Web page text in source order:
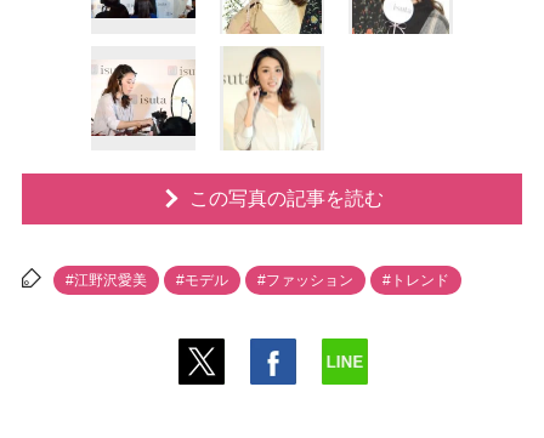
この写真の記事を読む
#江野沢愛美 #モデル #ファッション #トレンド